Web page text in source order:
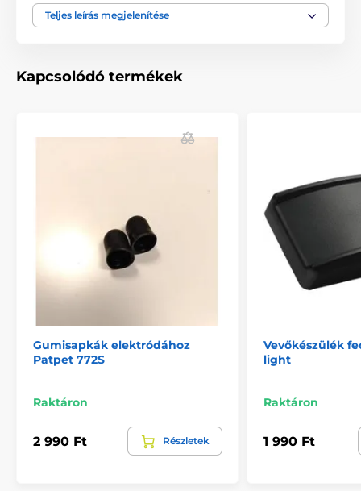
Tartozékok ugatásgátló nyakörvek
Teljes leírás megjelenítése
Kapcsolódó termékek
Gumisapkák elektródához
Patpet 772S
Raktáron
2 990 Ft Részletek
Vevőkészülék
light
Raktáron
1 990 Ft